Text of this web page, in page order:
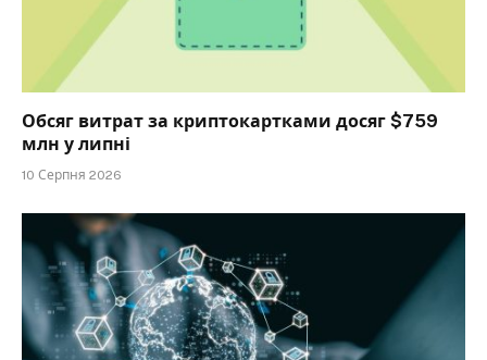
Обсяг витрат за криптокартками досяг $759
млн у липні
10 Серпня 2026